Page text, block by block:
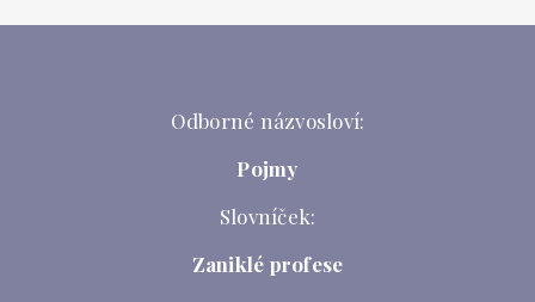
Odborné názvosloví:
Pojmy
Slovníček:
Zaniklé profese